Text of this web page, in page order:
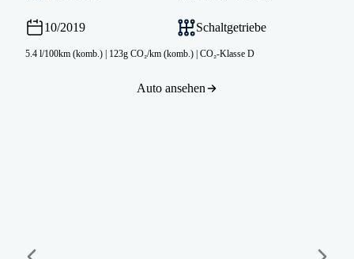
10/2019 Schaltgetriebe
5.4 l/100km (komb.) | 123g CO₂/km (komb.) | CO₂-Klasse D
Auto ansehen